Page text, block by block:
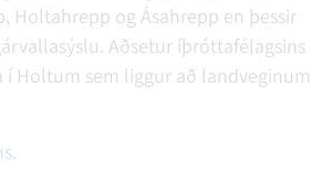
Holtahrepp og Ásahrepp en þessir
Aðsetur íþróttafélagsins
í Holtum sem liggur að landveginum